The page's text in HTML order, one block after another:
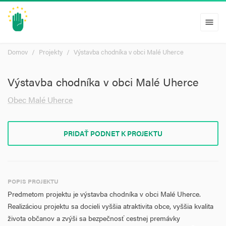
menu
Domov Projekty Výstavba chodníka v obci Malé Uherce
Výstavba chodníka v obci Malé Uherce
Obec Malé Uherce
PRIDAŤ PODNET K PROJEKTU
POPIS PROJEKTU
Predmetom projektu je výstavba chodníka v obci Malé Uherce.
Realizáciou projektu sa docieli vyššia atraktivita obce, vyššia kvalita
života občanov a zvýši sa bezpečnosť cestnej premávky